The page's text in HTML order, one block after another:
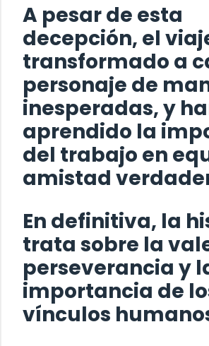
A pesar de esta
decepción, el
transformado a
personaje de
inesperadas, y
aprendido la
del trabajo en
amistad
En definitiva, la
trata sobre la
perseverancia y
importancia de
vínculos